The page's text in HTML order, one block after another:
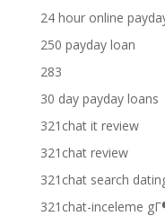
24 hour online
250 payday loan
283
30 day payday loans
321chat it review
321chat review
321chat search
321chat-inceleme